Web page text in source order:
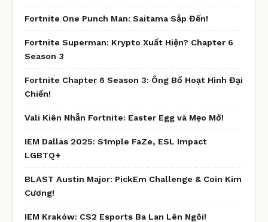
Fortnite One Punch Man: Saitama Sắp Đến!
Fortnite Superman: Krypto Xuất Hiện? Chapter 6
Season 3
Fortnite Chapter 6 Season 3: Ông Bố Hoạt Hình Đại
Chiến!
Vali Kiên Nhẫn Fortnite: Easter Egg và Mẹo Mở!
IEM Dallas 2025: S1mple FaZe, ESL Impact
LGBTQ+
BLAST Austin Major: PickEm Challenge & Coin Kim
Cương!
IEM Kraków: CS2 Esports Ba Lan Lên Ngôi!